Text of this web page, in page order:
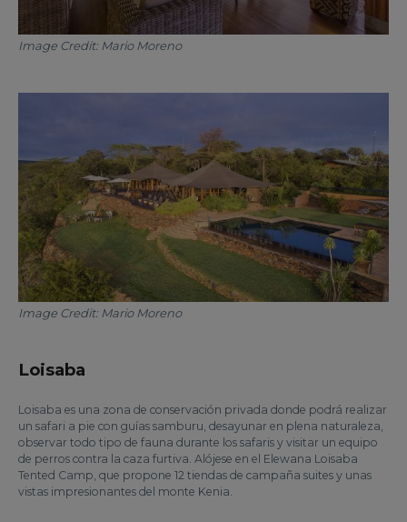
Image Credit: Mario Moreno
Image Credit: Mario Moreno
Loisaba
Loisaba es una zona de conservación privada donde podrá realizar
un safari a pie con guías samburu, desayunar en plena naturaleza,
observar todo tipo de fauna durante los safaris y visitar un equipo
de perros contra la caza furtiva. Alójese en el Elewana Loisaba
Tented Camp, que propone 12 tiendas de campaña suites y unas
vistas impresionantes del monte Kenia.